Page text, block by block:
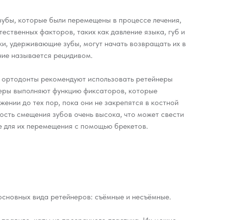
которые были перемещены в процессе лечения,
факторов, таких как давление языка, губ и
удерживающие зубы, могут начать возвращать их в
называется рецидивом.
рекомендуют использовать ретейнеры
выполняют функцию фиксаторов, которые
до тех пор, пока они не закрепятся в костной
смещения зубов очень высока, что может свести
для их перемещения с помощью брекетов.
вида ретейнеров: съёмные и несъёмные.